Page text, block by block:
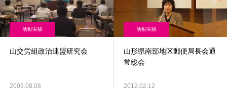
活動実績
山交労組政治連盟研究会
2009.08.08
活動実績
山形県南部地区郵便局長会通
常総会
2012.02.12